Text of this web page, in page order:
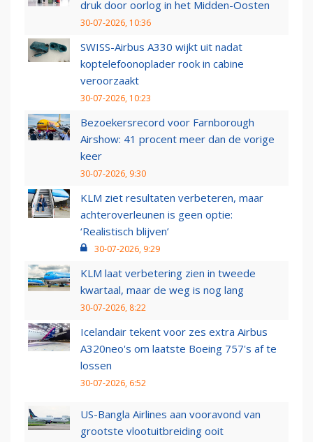
druk door oorlog in het Midden-Oosten
30-07-2026, 10:36
SWISS-Airbus A330 wijkt uit nadat
koptelefoonoplader rook in cabine
veroorzaakt
30-07-2026, 10:23
Bezoekersrecord voor Farnborough
Airshow: 41 procent meer dan de vorige
keer
30-07-2026, 9:30
KLM ziet resultaten verbeteren, maar
achteroverleunen is geen optie:
‘Realistisch blijven’
30-07-2026, 9:29
KLM laat verbetering zien in tweede
kwartaal, maar de weg is nog lang
30-07-2026, 8:22
Icelandair tekent voor zes extra Airbus
A320neo's om laatste Boeing 757's af te
lossen
30-07-2026, 6:52
US-Bangla Airlines aan vooravond van
grootste vlootuitbreiding ooit